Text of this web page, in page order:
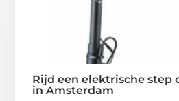
Rijd een elektrische step
in Amsterdam